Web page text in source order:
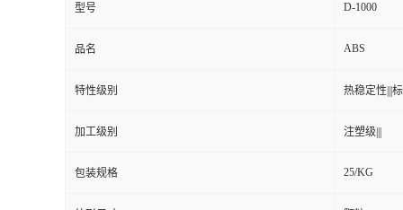
型号 D-1000
品名 ABS
特性级别 热稳定性|||标
加工级别 注塑级|||
包装规格 25/KG